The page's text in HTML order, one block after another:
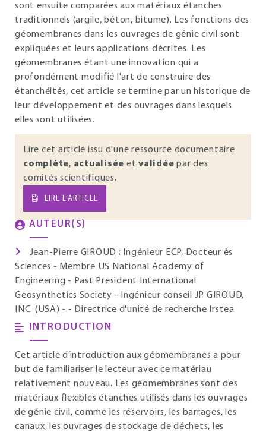
sont ensuite comparées aux matériaux étanches
traditionnels (argile, béton, bitume). Les fonctions des
géomembranes dans les ouvrages de génie civil sont
expliquées et leurs applications décrites. Les
géomembranes étant une innovation qui a
profondément modifié l'art de construire des
étanchéités, cet article se termine par un historique de
leur développement et des ouvrages dans lesquels
elles sont utilisées.
Lire cet article issu d'une ressource documentaire
complète, actualisée et validée par des
comités scientifiques.
LIRE L’ARTICLE
AUTEUR(S)
Jean-Pierre GIROUD : Ingénieur ECP, Docteur ès
Sciences - Membre US National Academy of
Engineering - Past President International
Geosynthetics Society - Ingénieur conseil JP GIROUD,
INC. (USA) - - Directrice d'unité de recherche Irstea
INTRODUCTION
Cet article d’introduction aux géomembranes a pour
but de familiariser le lecteur avec ce matériau
relativement nouveau. Les géomembranes sont des
matériaux flexibles étanches utilisés dans les ouvrages
de génie civil, comme les réservoirs, les barrages, les
canaux, les ouvrages de stockage de déchets, les